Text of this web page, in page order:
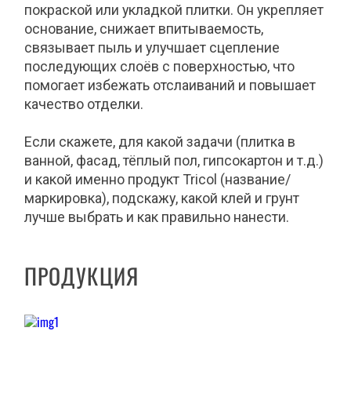
покраской или укладкой плитки. Он укрепляет
основание, снижает впитываемость,
связывает пыль и улучшает сцепление
последующих слоёв с поверхностью, что
помогает избежать отслаиваний и повышает
качество отделки.
Если скажете, для какой задачи (плитка в
ванной, фасад, тёплый пол, гипсокартон и т.д.)
и какой именно продукт Tricol (название/
маркировка), подскажу, какой клей и грунт
лучше выбрать и как правильно нанести.
ПРОДУКЦИЯ